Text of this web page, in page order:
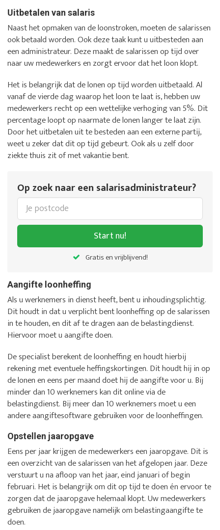
Uitbetalen van salaris
Naast het opmaken van de loonstroken, moeten de salarissen
ook betaald worden. Ook deze taak kunt u uitbesteden aan
een administrateur. Deze maakt de salarissen op tijd over
naar uw medewerkers en zorgt ervoor dat het loon klopt.
Het is belangrijk dat de lonen op tijd worden uitbetaald. Al
vanaf de vierde dag waarop het loon te laat is, hebben uw
medewerkers recht op een wettelijke verhoging van 5%. Dit
percentage loopt op naarmate de lonen langer te laat zijn.
Door het uitbetalen uit te besteden aan een externe partij,
weet u zeker dat dit op tijd gebeurt. Ook als u zelf door
ziekte thuis zit of met vakantie bent.
Op zoek naar een salarisadministrateur?
Start nu!
Gratis en vrijblijvend!
Aangifte loonheffing
Als u werknemers in dienst heeft, bent u inhoudingsplichtig.
Dit houdt in dat u verplicht bent loonheffing op de salarissen
in te houden, en dit af te dragen aan de belastingdienst.
Hiervoor moet u aangifte doen.
De specialist berekent de loonheffing en houdt hierbij
rekening met eventuele heffingskortingen. Dit houdt hij in op
de lonen en eens per maand doet hij de aangifte voor u. Bij
minder dan 10 werknemers kan dit online via de
belastingdienst. Bij meer dan 10 werknemers moet u een
andere aangiftesoftware gebruiken voor de loonheffingen.
Opstellen jaaropgave
Eens per jaar krijgen de medewerkers een jaaropgave. Dit is
een overzicht van de salarissen van het afgelopen jaar. Deze
verstuurt u na afloop van het jaar, eind januari of begin
februari. Het is belangrijk om dit op tijd te doen én ervoor te
zorgen dat de jaaropgave helemaal klopt. Uw medewerkers
gebruiken de jaaropgave namelijk om belastingaangifte te
doen.